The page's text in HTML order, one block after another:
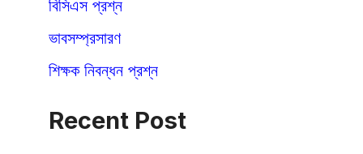
বিসিএস প্রশ্ন
ভাবসম্প্রসারণ
শিক্ষক নিবন্ধন প্রশ্ন
Recent Post